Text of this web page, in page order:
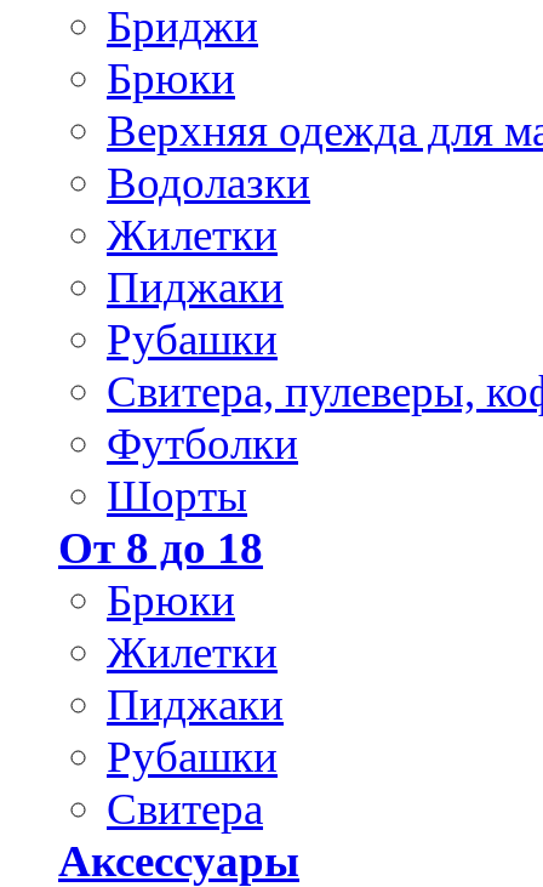
Бриджи
Брюки
Верхняя одежда для
Водолазки
Жилетки
Пиджаки
Рубашки
Свитера, пулеверы,
Футболки
Шорты
От 8 до 18
Брюки
Жилетки
Пиджаки
Рубашки
Свитера
Аксессуары